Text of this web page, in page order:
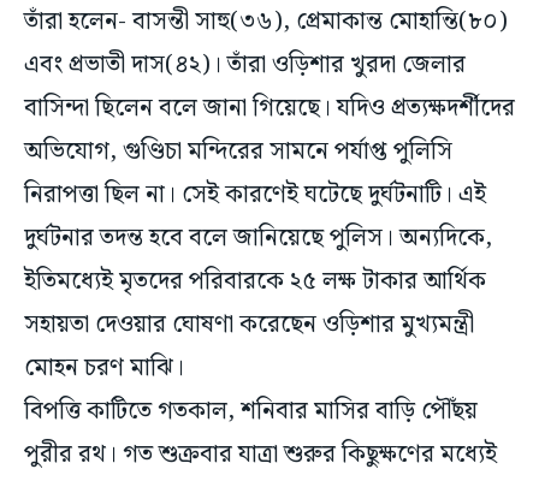
তাঁরা হলেন- বাসন্তী সাহু(৩৬), প্রেমাকান্ত মোহান্তি(৮০)
এবং প্রভাতী দাস(৪২)। তাঁরা ওড়িশার খুরদা জেলার
বাসিন্দা ছিলেন বলে জানা গিয়েছে। যদিও প্রত্যক্ষদর্শীদের
অভিযোগ, গুণ্ডিচা মন্দিরের সামনে পর্যাপ্ত পুলিসি
নিরাপত্তা ছিল না। সেই কারণেই ঘটেছে দুর্ঘটনাটি। এই
দুর্ঘটনার তদন্ত হবে বলে জানিয়েছে পুলিস। অন্যদিকে,
ইতিমধ্যেই মৃতদের পরিবারকে ২৫ লক্ষ টাকার আর্থিক
সহায়তা দেওয়ার ঘোষণা করেছেন ওড়িশার মুখ্যমন্ত্রী
মোহন চরণ মাঝি।
বিপত্তি কাটিতে গতকাল, শনিবার মাসির বাড়ি পৌঁছয়
পুরীর রথ। গত শুক্রবার যাত্রা শুরুর কিছুক্ষণের মধ্যেই